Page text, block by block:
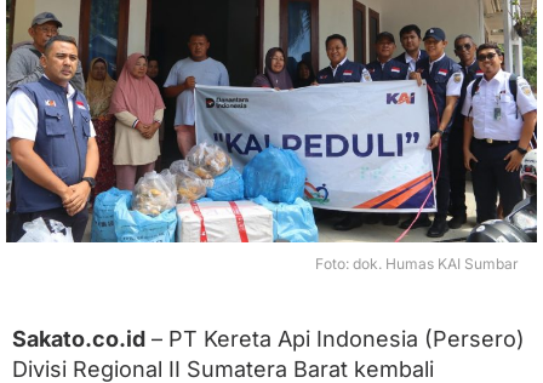
a
l
u
a
n
B
a
a
n
Foto: dok. Humas KAI Sumbar
Sakato.co.id – PT Kereta Api Indonesia (Persero)
Divisi Regional II Sumatera Barat kembali